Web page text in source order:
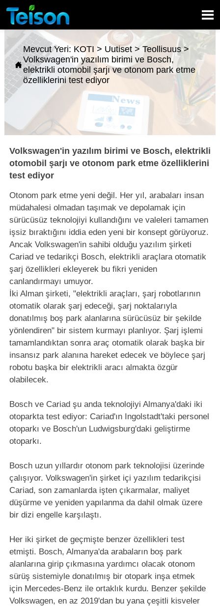


Mevcut Yeri: KOTI > Uutiset> Teollisuus>
Volkswagen'in yazılım birimi ve Bosch,
elektrikli otomobil şarjı ve otonom park etme
özelliklerini test ediyor
Volkswagen'in yazılım birimi ve Bosch, elektrikli
otomobil şarjı ve otonom park etme özelliklerini
test ediyor
Otonom park etme yeni değil. Her yıl, arabaları insan
müdahalesi olmadan taşımak ve depolamak için
sürücüsüz teknolojiyi kullandığını ve valeleri tamamen
işsiz bıraktığını iddia eden yeni bir konsept görüyoruz.
Ancak Volkswagen'in sahibi olduğu yazılım şirketi
Cariad ve tedarikçi Bosch, elektrikli araçlara otomatik
şarj özellikleri ekleyerek bu fikri yeniden
canlandırmayı umuyor.
İki Alman şirketi, "elektrikli araçları, şarj robotlarının
otomatik olarak şarj edeceği, şarj noktalarıyla
donatılmış boş park alanlarına sürücüsüz bir şekilde
yönlendiren" bir sistem kurmayı planlıyor. Şarj işlemi
tamamlandıktan sonra araç otomatik olarak başka bir
insansız park alanına hareket edecek ve böylece şarj
robotu başka bir elektrikli aracı almakta özgür
olabilecek.
Bosch ve Cariad şu anda teknolojiyi Almanya'daki iki
otoparkta test ediyor: Cariad'ın Ingolstadt'taki personel
otoparkı ve Bosch'un Ludwigsburg'daki geliştirme
otoparkı.
Bosch uzun yıllardır otonom park teknolojisi üzerinde
çalışıyor. Volkswagen'in şirket içi yazılım tedarikçisi
Cariad, son zamanlarda işten çıkarmalar, maliyet
düşürme ve yeniden yapılanma da dahil olmak üzere
bir dizi engelle karşılaştı.
Her iki şirket de geçmişte benzer özellikleri test
etmişti. Bosch, Almanya'da arabaların boş park
alanlarına girip çıkmasına yardımcı olacak otonom
sürüş sistemiyle donatılmış bir otopark inşa etmek
için Mercedes-Benz ile ortaklık kurdu. Benzer şekilde
Volkswagen, en az 2019'dan bu yana çeşitli kisveler